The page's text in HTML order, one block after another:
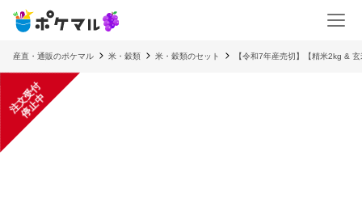
産直・通販のポケマル 米・穀類 米・穀類のセット 【令和7年産売切】【精米2kg &
注
文
受
付
停
止
中